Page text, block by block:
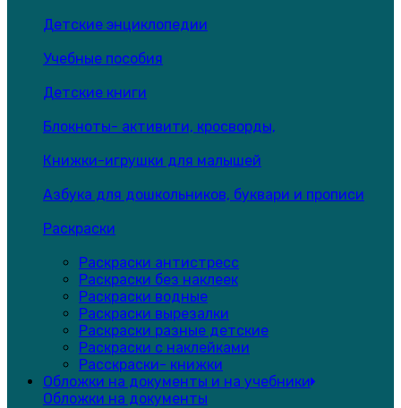
Детские энциклопедии
Учебные пособия
Детские книги
Блокноты- активити, кросворды,
Книжки-игрушки для малышей
Азбука для дошкольников, буквари и прописи
Раскраски
Раскраски антистресс
Раскраски без наклеек
Раскраски водные
Раскраски вырезалки
Раскраски разные детские
Раскраски с наклейками
Расскраски- книжки
Обложки на документы и на учебники
Обложки на документы